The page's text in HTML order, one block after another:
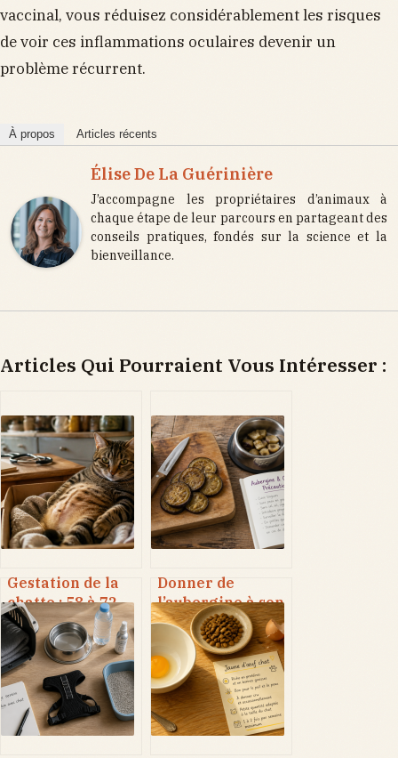
vaccinal, vous réduisez considérablement les risques
de voir ces inflammations oculaires devenir un
problème récurrent.
À propos Articles récents
Élise De La Guérinière
J’accompagne les propriétaires d’animaux à
chaque étape de leur parcours en partageant des
conseils pratiques, fondés sur la science et la
bienveillance.
Articles Qui Pourraient Vous Intéresser :
Gestation de la
chatte : 58 à 72
jours, les facteurs
de variation et
comment
accompagner la
mise bas
Donner de
l’aubergine à son
chien : risques de
toxicité et règles
de préparation
indispensables